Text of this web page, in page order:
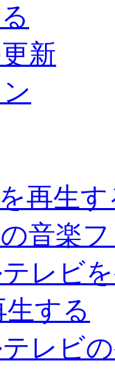
新
再生
音楽
レビ
する
レビ